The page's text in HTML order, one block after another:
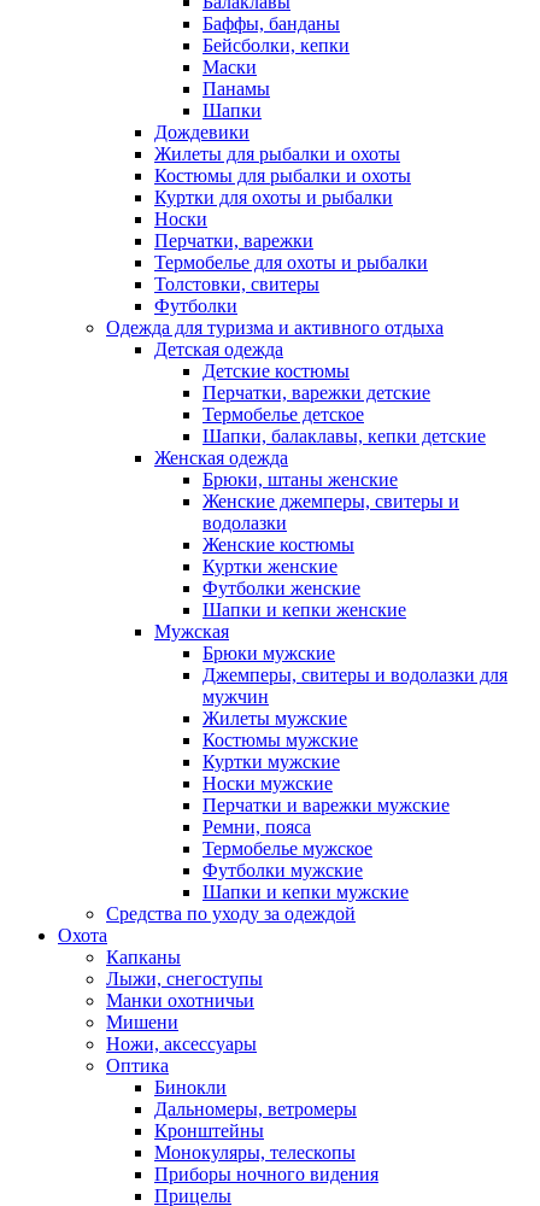
Баффы, банданы
Бейсболки, кепки
Маски
Панамы
Шапки
Дождевики
Жилеты для рыбалки и охоты
Костюмы для рыбалки и охоты
Куртки для охоты и рыбалки
Носки
Перчатки, варежки
Термобелье для охоты и рыбалки
Толстовки, свитеры
Футболки
Одежда для туризма и активного отдыха
Детская одежда
Детские костюмы
Перчатки, варежки детские
Термобелье детское
Шапки, балаклавы, кепки детские
Женская одежда
Брюки, штаны женские
Женские джемперы, свитеры и
водолазки
Женские костюмы
Куртки женские
Футболки женские
Шапки и кепки женские
Мужская
Брюки мужские
Джемперы, свитеры и водолазки для
мужчин
Жилеты мужские
Костюмы мужские
Куртки мужские
Носки мужские
Перчатки и варежки мужские
Ремни, пояса
Термобелье мужское
Футболки мужские
Шапки и кепки мужские
Средства по уходу за одеждой
Охота
Капканы
Лыжи, снегоступы
Манки охотничьи
Мишени
Ножи, аксессуары
Оптика
Бинокли
Дальномеры, ветромеры
Кронштейны
Монокуляры, телескопы
Приборы ночного видения
Прицелы